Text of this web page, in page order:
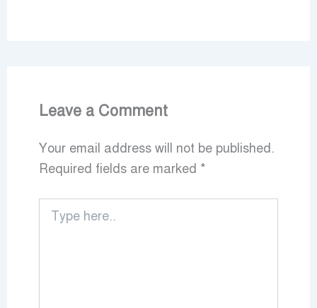
Leave a Comment
Your email address will not be published.
Required fields are marked *
here..